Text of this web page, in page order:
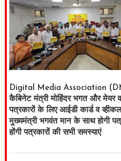
Digital Media Association
कैबिनेट मंत्री मोहिंदर भगत और मेयर
पत्रकारों के लिए आईडी कार्ड व
मुख्यमंत्री भगवंत मान के साथ होगी
होंगी पत्रकारों की सभी समस्याएं